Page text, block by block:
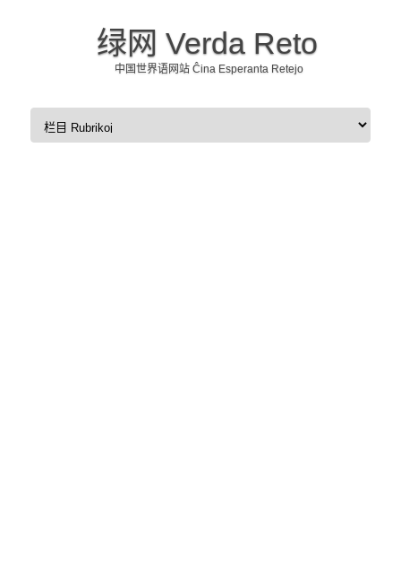
绿网 Verda Reto
中国世界语网站 Ĉina Esperanta Retejo
Skip to content